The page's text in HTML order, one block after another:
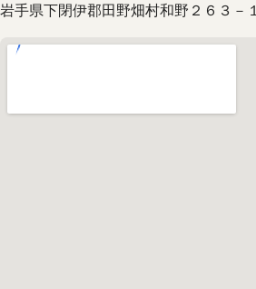
岩手県下閉伊郡田野畑村和野２６３－１